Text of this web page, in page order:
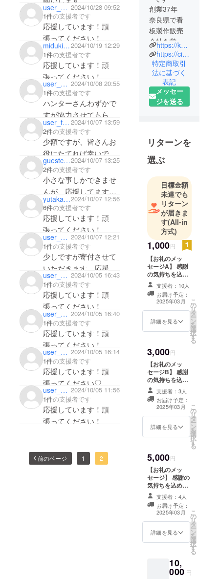
少しでもお役に立てれ
ば幸いです。
応援しています！頑
張ってください！
user_81f950583d04 2024/10/28 09:52
1件の支援者です
応援しています！頑
張ってください！
miduki_flmn10132024/10/19 12:29
1件の支援者です
応援しています！頑
張ってください！
user_99f1838193c4 2024/10/08 20:55
1件の支援者です
ハンターさんわずかで
すが協力させてもらい
ます。
頑張ってください！
user_f80d67a593e4 2024/10/07 13:59
2件の支援者です
少額ですが、皆さんお
役にたてれば幸いで
す。
guestc2e86a85fa2024/10/07 13:25
2件の支援者です
小さな事しかできませ
んが、応援してますの
で頑張ってください！
yutakatouno2024/10/07 12:56
6件の支援者です
応援しています！頑
張ってください！
user_147967e9dd64 2024/10/07 12:21
1件の支援者です
少しですが寄付させて
いただきます。応援し
ています😊頑張ってく
ださい🏳️‍🌈
user_7b56057aa854 2024/10/05 16:43
1件の支援者です
応援しています！頑
張ってください！
user_319be9deab24 2024/10/05 16:40
1件の支援者です
応援しています！頑
張ってください！
user_4092cf15f094 2024/10/05 16:14
1件の支援者です
応援しています！頑
張ってください♡
user_38e21760cad4 2024/10/05 11:56
1件の支援者です
応援しています！頑
張ってください！
前のページ 1 2
創業37年
奈良県で看
板製作販売
会社を営ん
でいます。
ハンドメイ
ドでオリジ
ナル看板や
手書き文
字、イラス
りに日々取
り組んでい
ます。
https://kanban-nara.com/
https://cityartshop.square.site/
特定商取引
法に基づく
表記
メッセー
ジを送る
リターンを
選ぶ
目標金額
未達でも
リターン
が届きま
す(All-in
方式)
1,000円
【お礼のメッ
セージA】 感謝
の気持ちを込め
て、お礼のメッ
セージをお送り
します。 ※この
リターンは
￥3.000のリター
ンと同じ内容に
支援者：10人
お届け予定：
2025年03月
詳細を見る
こ
の
リ
タ
ー
ン
を
選
択
す
る
3,000円
【お礼のメッ
セージB】 感謝
の気持ちを込め
て、お礼のメッ
セージをお送り
します。 ※この
リターンは
￥1.000のリター
ンと同じ内容に
支援者：3人
お届け予定：
2025年03月
詳細を見る
こ
の
リ
タ
ー
ン
を
選
択
す
る
5,000円
【お礼のメッ
セージ】 感謝の
気持ちを込め
て、お礼のメッ
セージをお送り
します。 活動の
報告と写真の添
付（数枚）
支援者：4人
お届け予定：
2025年03月
詳細を見る
こ
の
リ
タ
ー
ン
を
選
択
す
る
10,
000 円